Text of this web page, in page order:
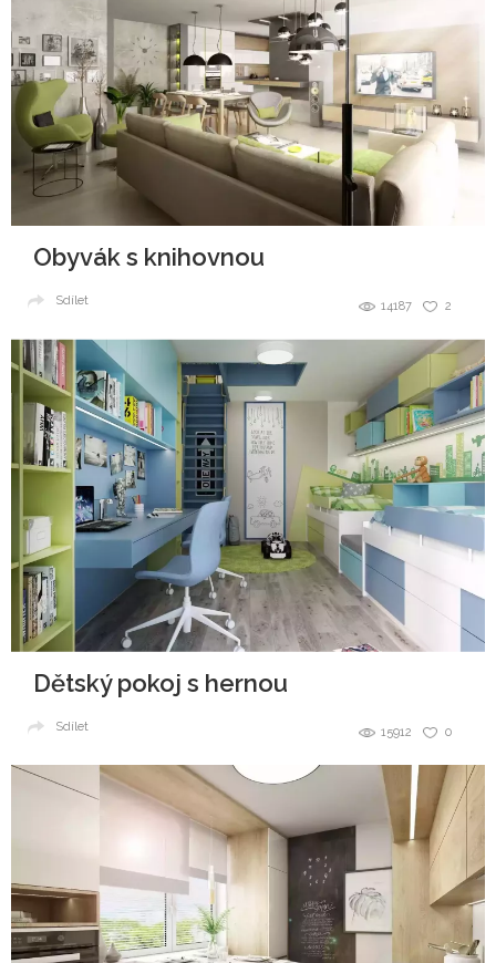
Obyvák s knihovnou
2
14187
Sdílet
Dětský pokoj s hernou
0
15912
Sdílet